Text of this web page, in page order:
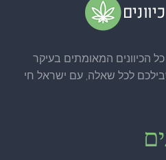
הכיוונים המאומתים בעיקר
לכל שאלה, עם ישראל חי